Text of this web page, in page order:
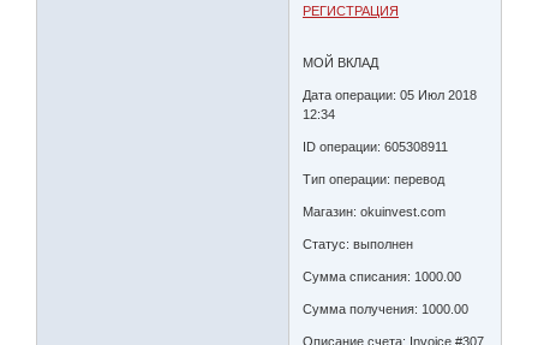
РЕГИСТРАЦИЯ
МОЙ ВКЛАД
Дата операции: 05 Июл 2018
12:34
ID операции: 605308911
Тип операции: перевод
Магазин: okuinvest.com
Статус: выполнен
Сумма списания: 1000.00
Сумма получения: 1000.00
Описание счета: Invoice #307,